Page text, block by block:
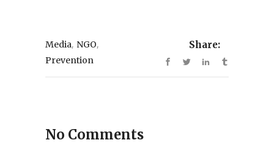
Media, NGO,
Prevention
Share:
No Comments